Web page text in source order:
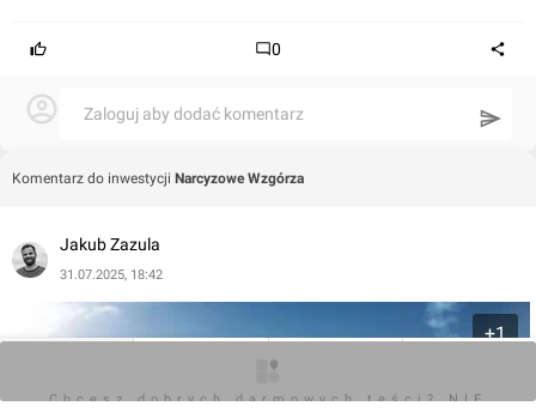
0
Zaloguj aby dodać komentarz
Komentarz do inwestycji Narcyzowe Wzgórza
Jakub Zazula
31.07.2025, 18:42
+1
Chcesz dobrych darmowych teści? NIE